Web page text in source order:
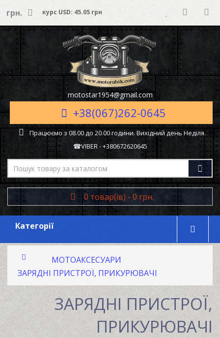
грн. курс USD: 45.05 грн
motostar1954@gmail.com
+38(067)262-0645
Працюємо з 08.00 до 20.00 години. Вихідний день Неділя.
☎VIBER - +380672620645
0 товар(ів) - 0 грн.
Категорії
МОТОАКСЕСУАРИ
ЗАРЯДНІ ПРИСТРОЇ, ПРИКУРЮВАЧІ
ЗАРЯДНІ ПРИСТРОЇ,
ПРИКУРЮВАЧІ